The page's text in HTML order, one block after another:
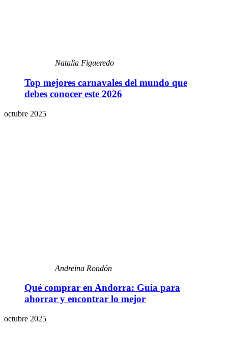
Natalia Figueredo
Top mejores carnavales del mundo que
debes conocer este 2026
octubre 2025
Andreina Rondón
Qué comprar en Andorra: Guía para
ahorrar y encontrar lo mejor
octubre 2025